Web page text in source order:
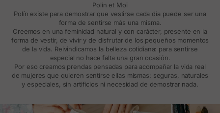
Polín et Moi
Polín existe para demostrar que vestirse cada día puede ser una
forma de sentirse más una misma.
Creemos en una feminidad natural y con carácter, presente en la
forma de vestir, de vivir y de disfrutar de los pequeños momentos
de la vida. Reivindicamos la belleza cotidiana: para sentirse
especial no hace falta una gran ocasión.
Por eso creamos prendas pensadas para acompañar la vida real
de mujeres que quieren sentirse ellas mismas: seguras, naturales
y especiales, sin artificios ni necesidad de demostrar nada.